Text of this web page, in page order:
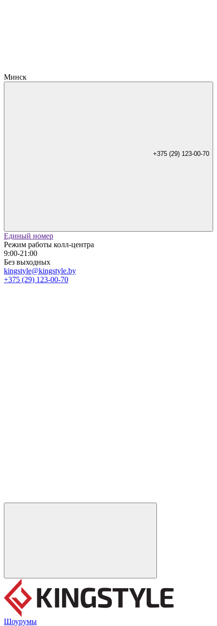
Минск
+375 (29) 123-00-70
Единый номер
Режим работы колл-центра
9:00-21:00
Без выходных
kingstyle@kingstyle.by
+375 (29) 123-00-70
Шоурумы